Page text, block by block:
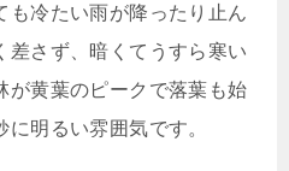
も冷たい雨が降ったり止ん
差さず、暗くてうすら寒い
が黄葉のピークで落葉も始
明るい雰囲気です。